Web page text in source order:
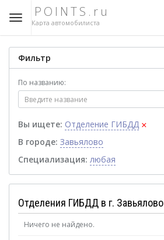
POINTS.ru
Карта автомобилиста
Фильтр
По названию:
Вы ищете: Отделение ГИБДД ×
В городе: Завьялово
Специализация: любая
Отделения ГИБДД в г. Завьялово
Ничего не найдено.